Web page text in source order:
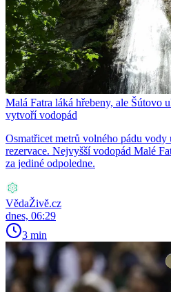
Malá Fatra láká hřebeny, ale Šútovo
vytvoří vodopád
Osmatřicet metrů volného pádu
rezervace. Nejvyšší vodopád Malé
za jediné odpoledne.
VědaŽivě.cz
dnes, 06:29
3 min